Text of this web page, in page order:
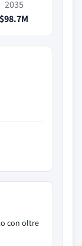
2035
$98.7M
con oltre